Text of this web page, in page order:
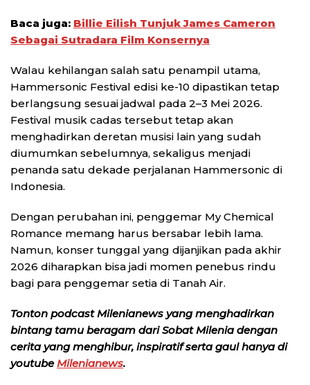
Baca juga: Billie Eilish Tunjuk James Cameron
Sebagai Sutradara Film Konsernya
Walau kehilangan salah satu penampil utama,
Hammersonic Festival edisi ke-10 dipastikan tetap
berlangsung sesuai jadwal pada 2–3 Mei 2026.
Festival musik cadas tersebut tetap akan
menghadirkan deretan musisi lain yang sudah
diumumkan sebelumnya, sekaligus menjadi
penanda satu dekade perjalanan Hammersonic di
Indonesia.
Dengan perubahan ini, penggemar My Chemical
Romance memang harus bersabar lebih lama.
Namun, konser tunggal yang dijanjikan pada akhir
2026 diharapkan bisa jadi momen penebus rindu
bagi para penggemar setia di Tanah Air.
Tonton podcast Milenianews yang menghadirkan
bintang tamu beragam dari Sobat Milenia dengan
cerita yang menghibur, inspiratif serta gaul hanya di
youtubeMilenianews.